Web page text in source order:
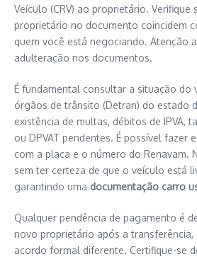
Veículo (CRV) ao proprietário. Verifique
proprietário no documento coincidem
quem você está negociando. Atenção
adulteração nos documentos.
É fundamental consultar a situação do
órgãos de trânsito (Detran) do estado
existência de multas, débitos de IPVA,
ou DPVAT pendentes. É possível fazer
com a placa e o número do Renavam.
sem ter certeza de que o veículo está
garantindo uma documentação carro
Qualquer pendência de pagamento é
novo proprietário após a transferência,
acordo formal diferente. Certifique-se